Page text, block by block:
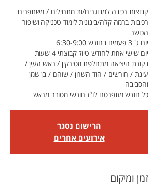
רכיבות ברמה קלה/בינונית לימוד טכניקה ושיפור
נקודת היציאה מתחלפת מסירקין / ראש העין /
עינת / חורשים / הוד השרון / שוהם / בן שמן
כל חודש מתפרסם לו"ז חודשי מסודר מראש
הרישום נסגר
אירועים אחרים
זמן ומיקום